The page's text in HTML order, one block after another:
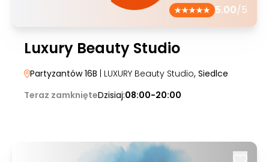
5.00/5
Luxury Beauty Studio
Partyzantów 16B | LUXURY Beauty Studio, Siedlce
Teraz zamknięteDzisiaj:08:00-20:00